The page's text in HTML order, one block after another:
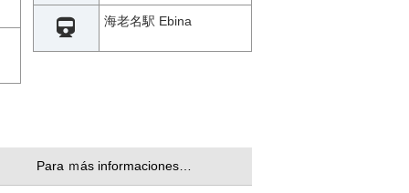
海老名駅 Ebina
Para ｍás informaciones…